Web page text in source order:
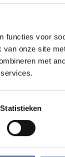
functies voor
onze site
met
Statistieken